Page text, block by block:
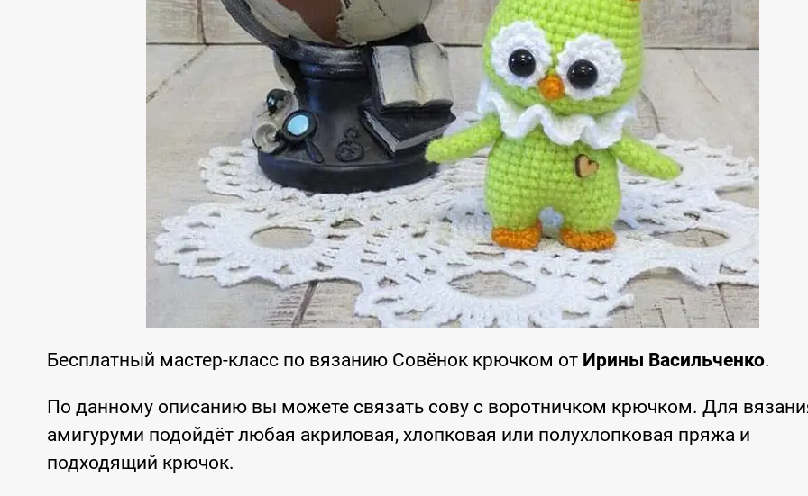
Бесплатный мастер-класс по вязанию Совёнок крючком от Ирины Васильченко.
По данному описанию вы можете связать сову с воротничком крючком. Для
амигуруми подойдёт любая акриловая, хлопковая или полухлопковая пряжа и
подходящий крючок.